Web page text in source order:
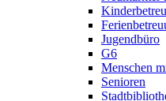
Jugendbüro
G6
Menschen
Senioren